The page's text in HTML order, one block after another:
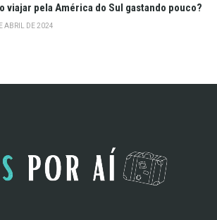
viajar pela América do Sul gastando pouco?
ABRIL DE 2024